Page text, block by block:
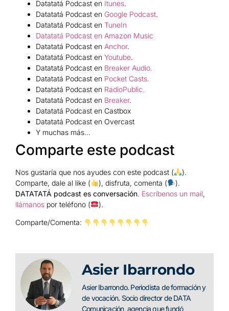
Datatatá Podcast en Itunes.
Datatatá Podcast en Google Podcast.
Datatatá Podcast en TuneIn
Datatatá Podcast en Amazon Music
Datatatá Podcast en Anchor.
Datatatá Podcast en Youtube.
Datatatá Podcast en Breaker Audio.
Datatatá Podcast en Pocket Casts.
Datatatá Podcast en RadioPublic.
Datatatá Podcast en Breaker.
Datatatá Podcast en Castbox
Datatatá Podcast en Overcast
Y muchas más…
Comparte este podcast
Nos gustaría que nos ayudes con este podcast (
).
Comparte, dale al like (
), disfruta, comenta (
).
DATATATÁ podcast es conversación. Escríbenos un mail,
llámanos por teléfono ( ).
Comparte/Comenta:
Asier Ibarrondo
Asier Ibarrondo. Periodista de formación y
de vocación. Socio director de DATA
Comunicación, agencia que fundó